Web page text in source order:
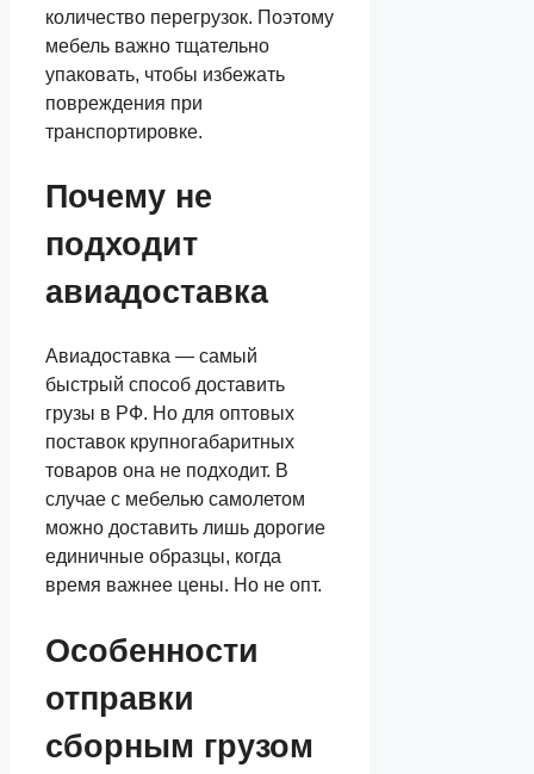
количество перегрузок. Поэтому
мебель важно тщательно
упаковать, чтобы избежать
повреждения при
транспортировке.
Почему не
подходит
авиадоставка
Авиадоставка — самый
быстрый способ доставить
грузы в РФ. Но для оптовых
поставок крупногабаритных
товаров она не подходит. В
случае с мебелью самолетом
можно доставить лишь дорогие
единичные образцы, когда
время важнее цены. Но не опт.
Особенности
отправки
сборным грузом